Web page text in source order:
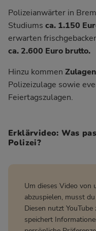
Polizeianwärter in
Studiums ca. 1.150
erwarten
ca. 2.600 Euro brutto.
Hinzu kommen Zulagen
Polizeizulage sowie
Feiertagszulagen.
Erklärvideo: Was
Polizei?
Um dieses Video von
abzuspielen, musst
Diesen nutzt
speichert